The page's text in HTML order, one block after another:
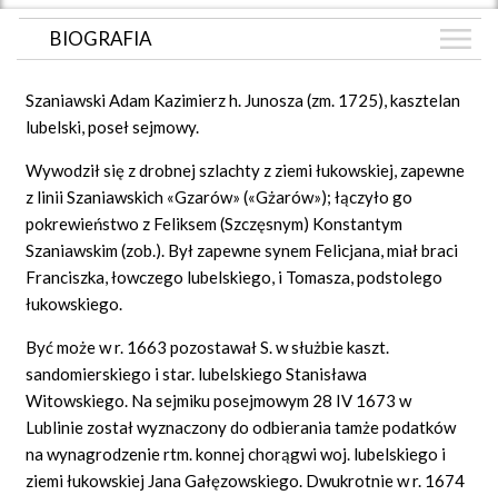
BIOGRAFIA
ZDJĘCIA (1)
GRAF POWIĄZAŃ
DYSKUSJA
Mapa
Szaniawski Adam Kazimierz h. Junosza (zm. 1725), kasztelan
lubelski, poseł sejmowy.
Wywodził się z drobnej szlachty z ziemi łukowskiej, zapewne
z linii Szaniawskich «Gzarów» («Gżarów»); łączyło go
pokrewieństwo z Feliksem (Szczęsnym) Konstantym
Szaniawskim (zob.). Był zapewne synem Felicjana, miał braci
Franciszka, łowczego lubelskiego, i Tomasza, podstolego
łukowskiego.
Być może w r. 1663 pozostawał S. w służbie kaszt.
sandomierskiego i star. lubelskiego Stanisława
Witowskiego. Na sejmiku posejmowym 28 IV 1673 w
Lublinie został wyznaczony do odbierania tamże podatków
na wynagrodzenie rtm. konnej chorągwi woj. lubelskiego i
ziemi łukowskiej Jana Gałęzowskiego. Dwukrotnie w r. 1674